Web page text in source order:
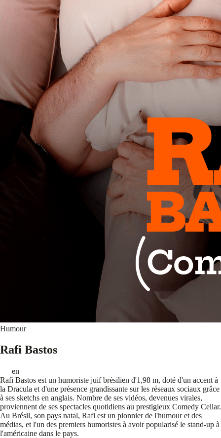
Humour
Rafi Bastos
en
Rafi Bastos est un humoriste juif brésilien d'1,98 m, doté d'un accent à
la Dracula et d'une présence grandissante sur les réseaux sociaux grâce
à ses sketchs en anglais. Nombre de ses vidéos, devenues virales,
proviennent de ses spectacles quotidiens au prestigieux Comedy Cellar.
Au Brésil, son pays natal, Rafi est un pionnier de l'humour et des
médias, et l'un des premiers humoristes à avoir popularisé le stand-up à
l'américaine dans le pays.